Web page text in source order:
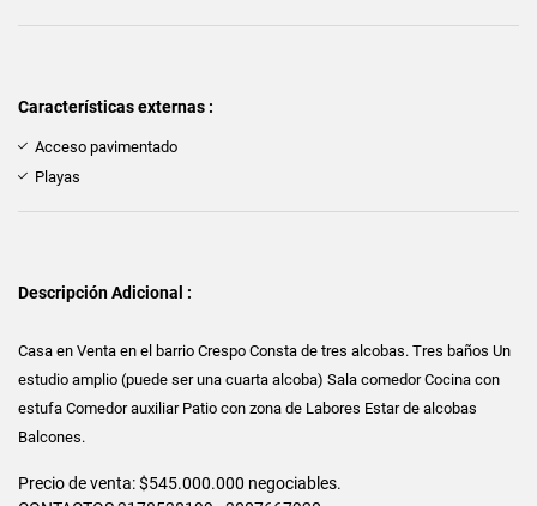
Características externas :
Acceso pavimentado
Playas
Descripción Adicional :
Casa en Venta en el barrio Crespo Consta de tres alcobas. Tres baños Un
estudio amplio (puede ser una cuarta alcoba) Sala comedor Cocina con
estufa Comedor auxiliar Patio con zona de Labores Estar de alcobas
Balcones.
Precio de venta: $545.000.000 negociables.